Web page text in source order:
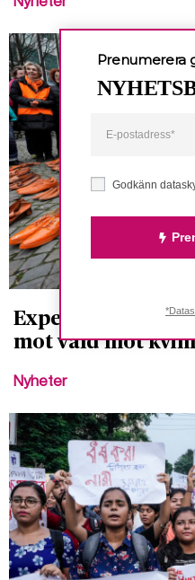
Expertgrupp:
mot våld mot
Nyheter
Godkänn
Prenumerera